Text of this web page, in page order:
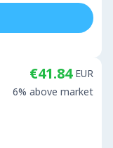
€41.84 EUR
6% above market